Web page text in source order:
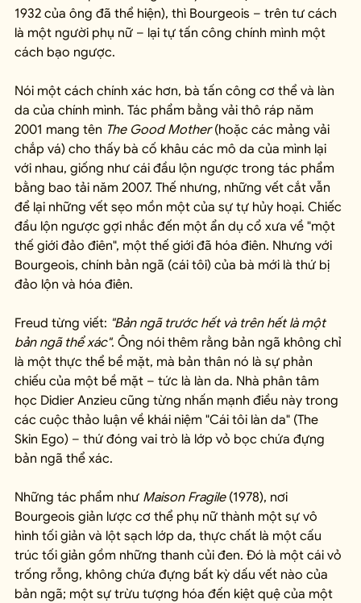
1932 của ông đã thể hiện), thì Bourgeois – trên tư cách
là một người phụ nữ – lại tự tấn công chính mình một
cách bạo ngược.
Nói một cách chính xác hơn, bà tấn công cơ thể và làn
da của chính mình. Tác phẩm bằng vải thô ráp năm
2001 mang tên The Good Mother (hoặc các mảng vải
chắp vá) cho thấy bà cố khâu các mô da của mình lại
với nhau, giống như cái đầu lộn ngược trong tác phẩm
bằng bao tải năm 2007. Thế nhưng, những vết cắt vẫn
để lại những vết sẹo mồn một của sự tự hủy hoại. Chiếc
đầu lộn ngược gợi nhắc đến một ẩn dụ cổ xưa về "một
thế giới đảo điên", một thế giới đã hóa điên. Nhưng với
Bourgeois, chính bản ngã (cái tôi) của bà mới là thứ bị
đảo lộn và hóa điên.
Freud từng viết: "Bản ngã trước hết và trên hết là một
bản ngã thể xác". Ông nói thêm rằng bản ngã không chỉ
là một thực thể bề mặt, mà bản thân nó là sự phản
chiếu của một bề mặt – tức là làn da. Nhà phân tâm
học Didier Anzieu cũng từng nhấn mạnh điều này trong
các cuộc thảo luận về khái niệm "Cái tôi làn da" (The
Skin Ego) – thứ đóng vai trò là lớp vỏ bọc chứa đựng
bản ngã thể xác.
Những tác phẩm như Maison Fragile (1978), nơi
Bourgeois giản lược cơ thể phụ nữ thành một sự vô
hình tối giản và lột sạch lớp da, thực chất là một cấu
trúc tối giản gồm những thanh củi đen. Đó là một cái vỏ
trống rỗng, không chứa đựng bất kỳ dấu vết nào của
bản ngã; một sự trừu tượng hóa đến kiệt quệ của một